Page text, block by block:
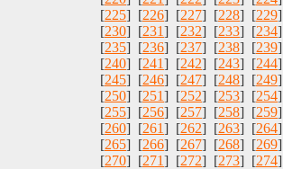
[225] [226] [227] [228] [229]
[230] [231] [232] [233] [234]
[235] [236] [237] [238] [239]
[240] [241] [242] [243] [244]
[245] [246] [247] [248] [249]
[250] [251] [252] [253] [254]
[255] [256] [257] [258] [259]
[260] [261] [262] [263] [264]
[265] [266] [267] [268] [269]
[270] [271] [272] [273] [274]